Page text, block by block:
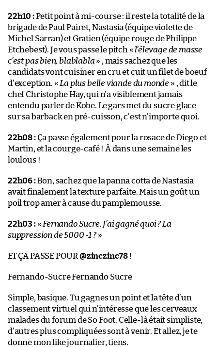
22h10 :Petit point à mi-course : il reste la totalité de la
brigade de Paul Pairet, Nastasia (équipe violette de
Michel Sarran) et Gratien (équipe rouge de Philippe
Etchebest). Je vous passe le pitch « l’élevage de masse
c’est pas bien, blablabla » , mais sachez que les
candidats vont cuisiner en cru et cuit un filet de boeuf
d’exception. « La plus belle viande du monde » , dit le
chef Christophe Hay, qui n’a visiblement jamais
entendu parler de Kobe. Le gars met du sucre glace
sur sa barback en pré-cuisson, c’est n’importe quoi.
22h08 :Ça passe également pour la rosace de Diego et
Martin, et la courge-café ! À dans une semaine les
loulous !
22h06 :Bon, sachez que la panna cotta de Nastasia
avait finalement la texture parfaite. Mais un goût un
poil trop amer à cause du pamplemousse.
22h03 :« Fernando Sucre. J’ai gagné quoi ? La
suppression de 5000 -1 ?»
ET ÇA PASSE POUR@zinczinc78 !
Fernando-Sucre Fernando Sucre
Simple, basique. Tu gagnes un point et la tête d’un
classement virtuel qui n’intéresse que les cerveaux
malades du forum de So Foot. Celle-là était simpliste,
d’autres plus compliquées sont à venir. Et allez, je te
donne mon like journalier, tiens.